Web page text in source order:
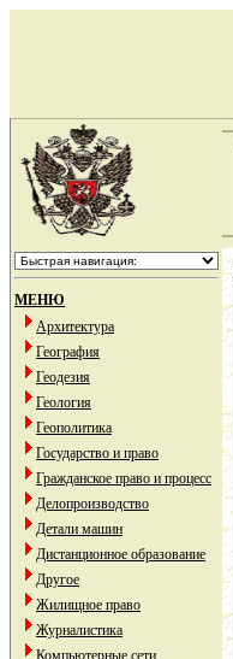
МЕНЮ
Архитектура
География
Геодезия
Геология
Геополитика
Государство и право
Гражданское право и процесс
Делопроизводство
Детали машин
Дистанционное образование
Другое
Жилищное право
Журналистика
Компьютерные сети